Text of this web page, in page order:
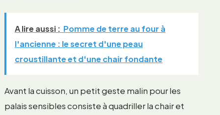
A lire aussi : Pomme de terre au four à
l'ancienne : le secret d'une peau
croustillante et d'une chair fondante
Avant la cuisson, un petit geste malin pour les
palais sensibles consiste à quadriller la chair et